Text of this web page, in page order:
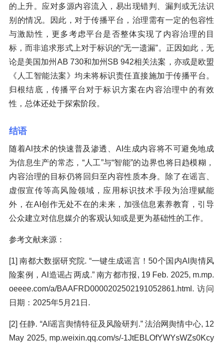
的上升。应对多源内容流入，易出现错判、漏判或无法识
别的情况。因此，对于传播平台，治理需有一定的包容性
与激励性，更多考虑平台是否整体实现了内容治理的目
标，而非追求形式上对于标识的“无一遗漏”。正因如此，无
论是美国加州AB 730和加州SB 942相关法案，亦或是欧盟
《人工智能法案》均未将标识责任直接施加于传播平台。
归根结底，传播平台对于标识方案在内容治理中的有效
性，总体还处于探索阶段。
结语
随着AI技术的快速普及渗透、AI生成内容将不可避免地成
为信息生产的常态，“人工”与“智能”的边界也将日趋模糊，
内容治理的目标仍将回归至内容性质本身。除了在谣言、
虚假宣传等高风险领域，应用标识技术手段为治理赋能
外，在AI创作无处不在的未来，加强信息素养教育，引导
公众建立对信息媒介的客观认知或是更为基础性的工作。
参考文献来源：
[1] 南都大数据研究院. “一键生成谣言！50个国内AI舆情风
险案例，AI造谣占两成.” 南方都市报, 19 Feb. 2025, m.mp.
oeeee.com/a/BAAFRD0000202502191052861.html. 访问
日期：2025年5月21日.
[2] 任静. “AI谣言舆情特征及风险研判.” 法治网舆情中心, 12
May 2025, mp.weixin.qq.com/s/-1JtEBLOfYWYsWZs0Kcy